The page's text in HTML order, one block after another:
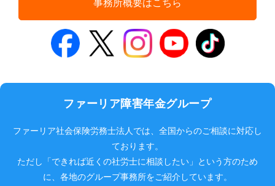
事務所概要はこちら
ファーリア障害年金グループ
ファーリア社会保険労務士法人では、全国からのご相談に対応し
ております。
ただし「できれば近くの社労士に相談したい」という方のため
に、各地のグループ事務所をご紹介しています。